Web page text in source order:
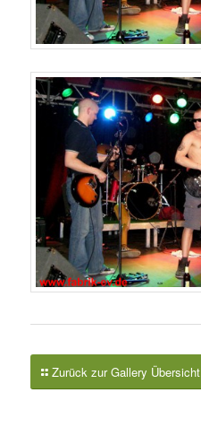
Zurück zur Gallery Übersicht